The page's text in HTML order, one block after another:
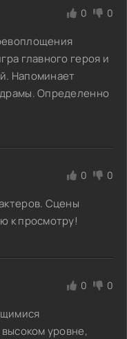
0 0
главного героя и
Напоминает
Определенно
0 0
Сцены
к просмотру!
0 0
уровне,